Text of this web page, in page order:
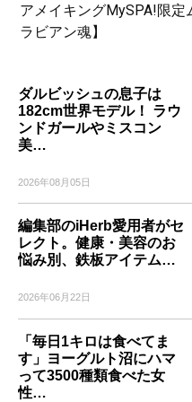
アメイキングMySPA!限
ラビアン魂】
ダルビッシュの息子は
182cm世界モデル！ ラウ
ンドガールやミスコン
美…
2026年08月05日
編集部のiHerb愛用者がセ
レクト。健康・美容のお
悩み別、鉄板アイテム…
2026年06月22日
「毎日1キロは食べてま
す」ヨーグルト沼にハマ
って3500種類食べた女
性…